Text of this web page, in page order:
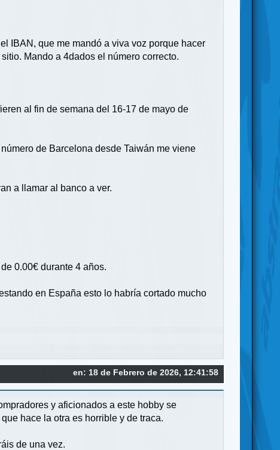
IBAN, que me mandó a viva voz porque hacer
Mando a 4dados el número correcto.
al fin de semana del 16-17 de mayo de
de Barcelona desde Taiwán me viene
a llamar al banco a ver.
0.00€ durante 4 años.
en España esto lo habría cortado mucho
en: 18 de Febrero de 2026, 12:41:58
y aficionados a este hobby se
hace la otra es horrible y de traca.
de una vez.